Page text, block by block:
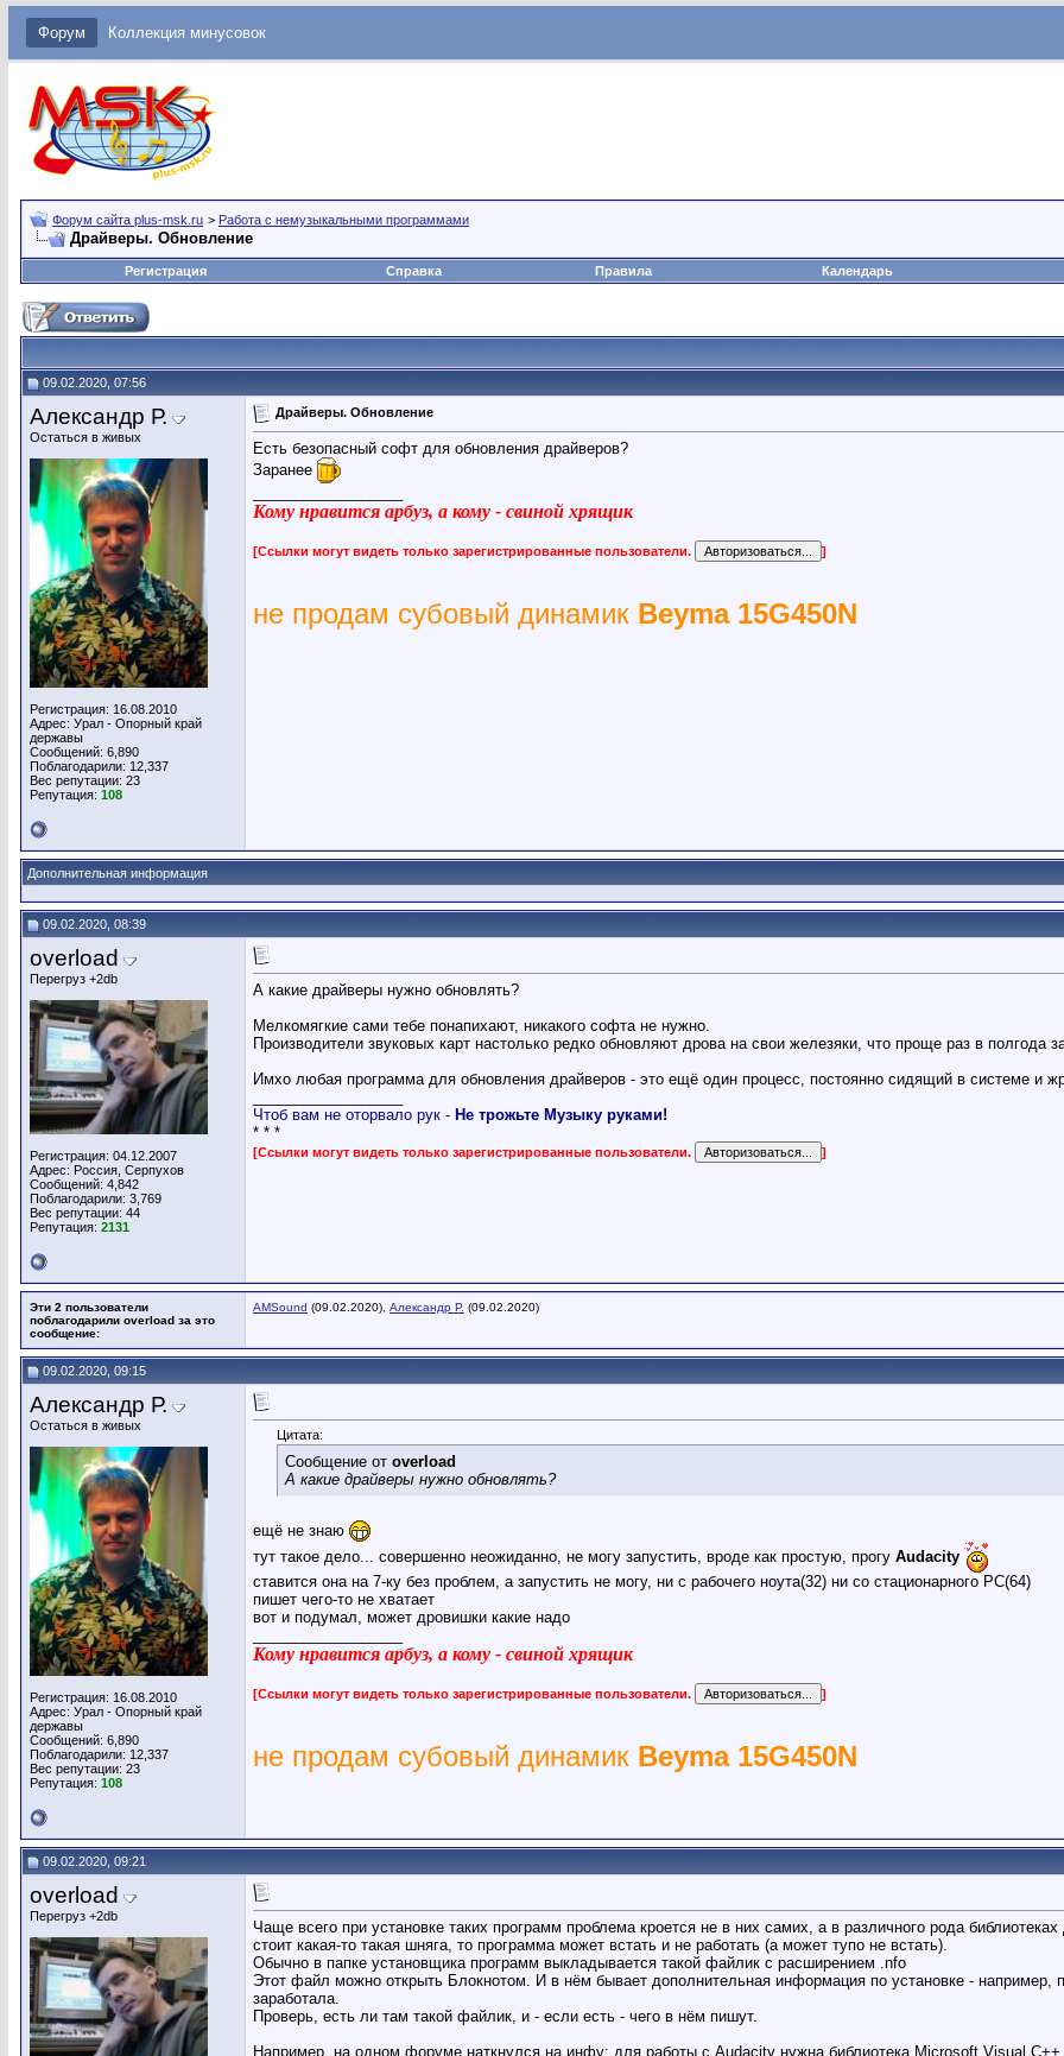
Форум Коллекция минусовок
Форум сайта plus-msk.ru > Работа с немузыкальными программами
Драйверы. Обновление
Регистрация Справка Правила Календарь
09.02.2020, 07:56
Александр Р.
Остаться в живых
Регистрация: 16.08.2010
Адрес: Урал - Опорный край
державы
Сообщений: 6,890
Поблагодарили: 12,337
Вес репутации: 23
Репутация: 108
Драйверы. Обновление
Есть безопасный софт для обновления драйверов?
Заранее
Кому нравится арбуз, а кому - свиной хрящик
[Ссылки могут видеть только зарегистрированные пользователи. ]
не продам субовый динамик Beyma 15G450N
Дополнительная информация
09.02.2020, 08:39
overload
Перегруз +2db
Регистрация: 04.12.2007
Адрес: Россия, Серпухов
Сообщений: 4,842
Поблагодарили: 3,769
Вес репутации: 44
Репутация: 2131
А какие драйверы нужно обновлять?
Мелкомягкие сами тебе понапихают, никакого софта не нужно.
Производители звуковых карт настолько редко обновляют дрова на свои железяки, что проще раз в полгода
Имхо любая программа для обновления драйверов - это ещё один процесс, постоянно сидящий в системе и
Чтоб вам не оторвало рук - Не трожьте Музыку руками!
* * *
[Ссылки могут видеть только зарегистрированные пользователи. ]
Эти 2 пользователи
поблагодарили overload за это
сообщение:
AMSound (09.02.2020), Александр Р. (09.02.2020)
09.02.2020, 09:15
Александр Р.
Остаться в живых
Регистрация: 16.08.2010
Адрес: Урал - Опорный край
державы
Сообщений: 6,890
Поблагодарили: 12,337
Вес репутации: 23
Репутация: 108
Цитата:
Сообщение от overload
А какие драйверы нужно обновлять?
ещё не знаю
тут такое дело... совершенно неожиданно, не могу запустить, вроде как простую, прогу Audacity
ставится она на 7-ку без проблем, а запустить не могу, ни с рабочего ноута(32) ни со стационарного РС(64)
пишет чего-то не хватает
вот и подумал, может дровишки какие надо
Кому нравится арбуз, а кому - свиной хрящик
[Ссылки могут видеть только зарегистрированные пользователи. ]
не продам субовый динамик Beyma 15G450N
09.02.2020, 09:21
overload
Перегруз +2db
Чаще всего при установке таких программ проблема кроется не в них самих, а в различного рода
стоит какая-то такая шняга, то программа может встать и не работать (а может тупо не встать).
Обычно в папке установщика программ выкладывается такой файлик с расширением .nfo
Этот файл можно открыть Блокнотом. И в нём бывает дополнительная информация по установке - например,
заработала.
Проверь, есть ли там такой файлик, и - если есть - чего в нём пишут.
Например, на одном форуме наткнулся на инфу: для работы с Audacity нужна библиотека Microsoft Visual